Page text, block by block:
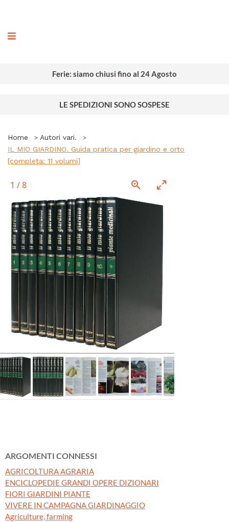
Ferie: siamo chiusi fino al 24 Agosto
LE SPEDIZIONI SONO SOSPESE
Home
Autori vari.
IL MIO GIARDINO. Guida pratica per giardino e orto
[completa: 11 volumi]
1 /8
ARGOMENTI CONNESSI
AGRICOLTURA AGRARIA
ENCICLOPEDIE GRANDI OPERE DIZIONARI
FIORI GIARDINI PIANTE
VIVERE IN CAMPAGNA GIARDINAGGIO
Agriculture, farming